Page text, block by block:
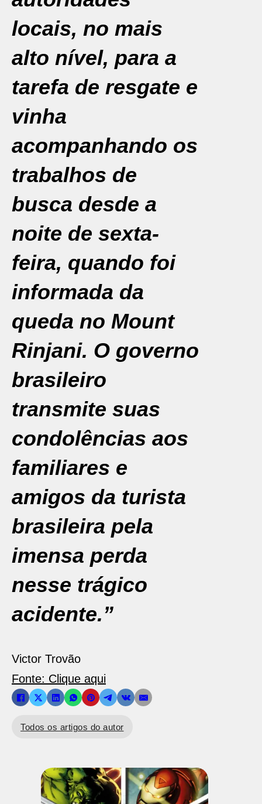
locais, no mais
alto nível, para a
tarefa de resgate e
vinha
acompanhando os
trabalhos de
busca desde a
noite de sexta-
feira, quando foi
informada da
queda no Mount
Rinjani. O governo
brasileiro
transmite suas
condolências aos
familiares e
amigos da turista
brasileira pela
imensa perda
nesse trágico
acidente.”
Victor Trovão
Fonte: Clique aqui
Todos os artigos do autor